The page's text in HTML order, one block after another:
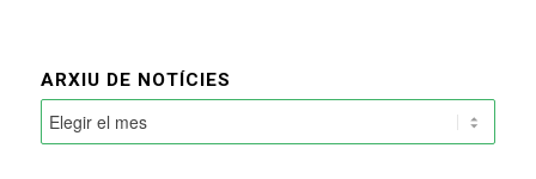
ARXIU DE NOTÍCIES